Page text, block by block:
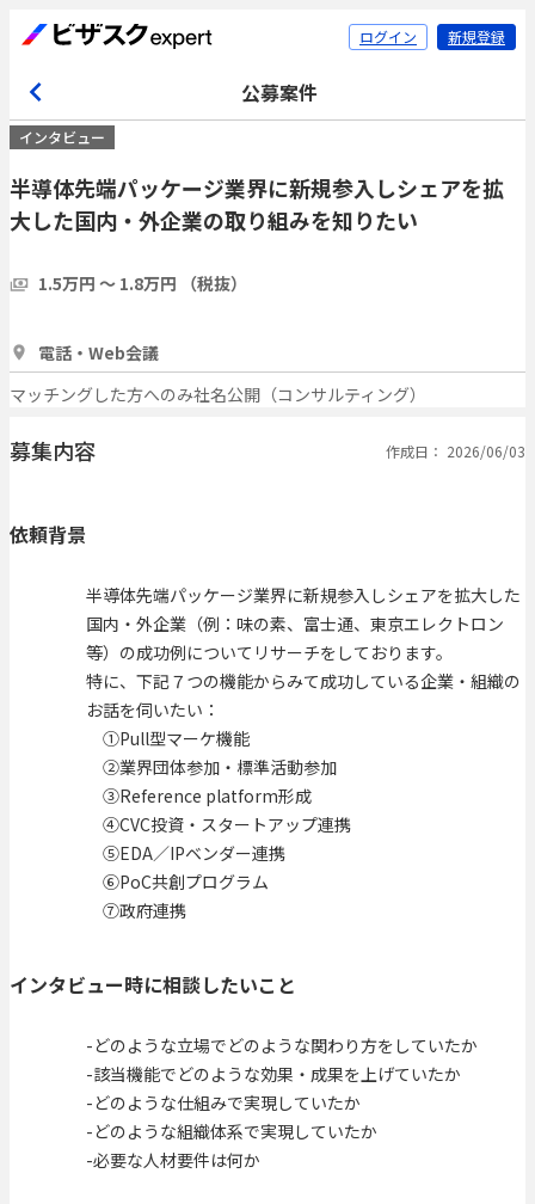
ログイン 新規登録
公募案件
インタビュー
半導体先端パッケージ業界に新規参入しシェアを拡
大した国内・外企業の取り組みを知りたい
1.5万円 〜 1.8万円 （税抜）
電話・Web会議
マッチングした方へのみ社名公開（コンサルティング）
募集内容 作成日： 2026/06/03
依頼背景
半導体先端パッケージ業界に新規参入しシェアを拡大した
国内・外企業（例：味の素、富士通、東京エレクトロン
等）の成功例についてリサーチをしております。
特に、下記７つの機能からみて成功している企業・組織の
お話を伺いたい：
①Pull型マーケ機能
②業界団体参加・標準活動参加
③Reference platform形成
④CVC投資・スタートアップ連携
⑤EDA／IPベンダー連携
⑥PoC共創プログラム
⑦政府連携
インタビュー時に相談したいこと
-どのような立場でどのような関わり方をしていたか
-該当機能でどのような効果・成果を上げていたか
-どのような仕組みで実現していたか
-どのような組織体系で実現していたか
-必要な人材要件は何か